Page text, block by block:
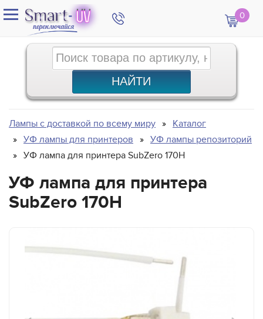
0
Лампы с доставкой по всему миру
Каталог
УФ лампы для принтеров
УФ лампы репозиторий
УФ лампа для принтера SubZero 170H
УФ лампа для принтера
SubZero 170H